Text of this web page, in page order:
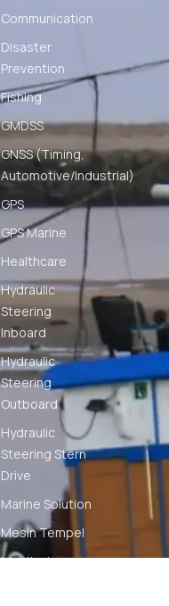
Communication
Disaster
Prevention
Fishing
GMDSS
GNSS (Timing,
Automotive/Industrial)
GPS
GPS Marine
Healthcare
Hydraulic
Steering
Inboard
Hydraulic
Steering
Outboard
Hydraulic
Steering Stern
Drive
Marine Solution
Mesin Tempel
Monitoring